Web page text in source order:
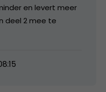
en levert meer
deel 2 mee te